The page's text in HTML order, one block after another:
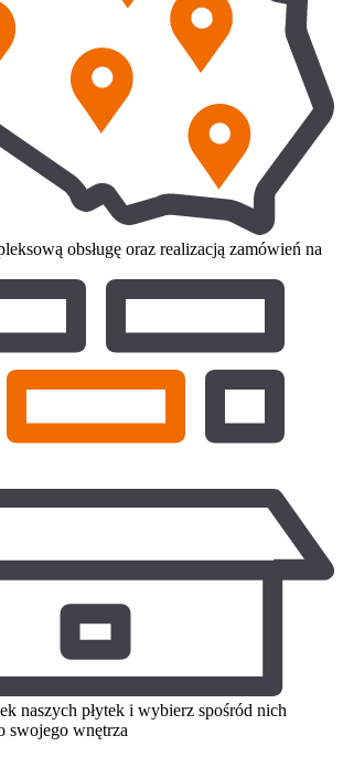
obsługę oraz realizacją zamówień na
naszych płytek i wybierz spośród nich
swojego wnętrza